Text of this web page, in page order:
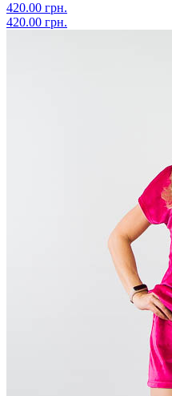
420.00 грн.
420.00 грн.